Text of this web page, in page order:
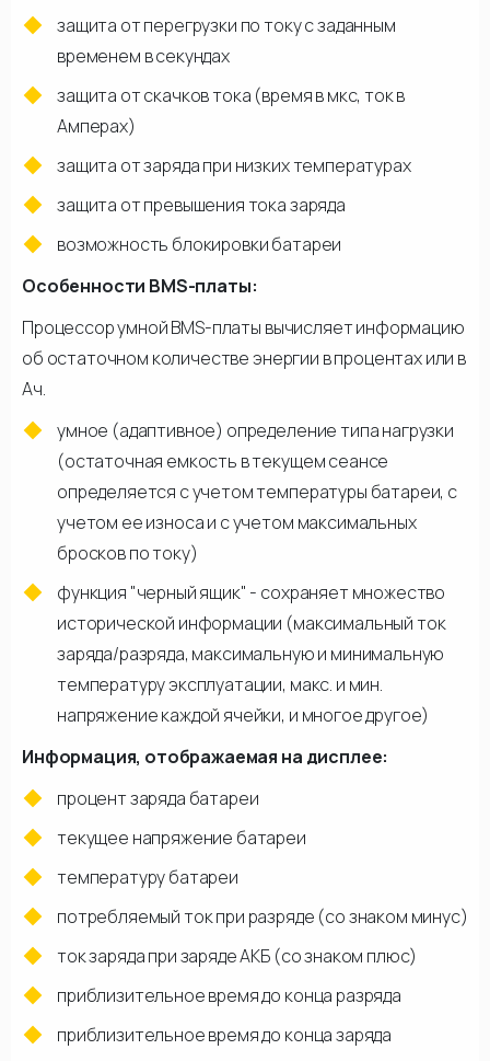
защита от перегрузки по току с заданным
временем в секундах
защита от скачков тока (время в мкс, ток в
Амперах)
защита от заряда при низких температурах
защита от превышения тока заряда
возможность блокировки батареи
Особенности BMS-платы:
Процессор умной BMS-платы вычисляет информацию
об остаточном количестве энергии в процентах или в
Ач.
умное (адаптивное) определение типа нагрузки
(остаточная емкость в текущем сеансе
определяется с учетом температуры батареи, с
учетом ее износа и с учетом максимальных
бросков по току)
функция "черный ящик" - сохраняет множество
исторической информации (максимальный ток
заряда/разряда, максимальную и минимальную
температуру эксплуатации, макс. и мин.
напряжение каждой ячейки, и многое другое)
Информация, отображаемая на дисплее:
процент заряда батареи
текущее напряжение батареи
температуру батареи
потребляемый ток при разряде (со знаком минус)
ток заряда при заряде АКБ (со знаком плюс)
приблизительное время до конца разряда
приблизительное время до конца заряда